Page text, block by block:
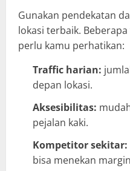
Gunakan pendekatan
lokasi terbaik.
perlu kamu perhatikan:
Traffic harian:
depan lokasi.
Aksesibilitas:
pejalan kaki.
Kompetitor sekitar:
bisa menekan